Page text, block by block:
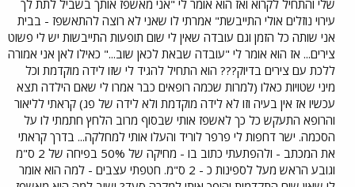
שלי והתחיל לקרוא ואז הוא אומר לי "אני מאשפז אותך בשביל לתת לך
עירוי נוזלים אולי התייבשת" אמרתי לו שאני לא רוצה להתאשפז - בבית
אני שותה כל הזמן וגם עובדה שאין לי שום תופעות התייבשות יש לי פשוט
צירים... אז הוא אומר לי "עובדה שבאת לכאן שוב..." כאילו לאן אני אמורה
ללכת עם צירים בדיוק??? הוא התחיל להגיד לי שזו לידה מוקדמת וכל
מיני שטויות כאלו (למרות שכמה רופאים כבר אמרו לי שאם הילדה תצא
עכשיו אז אין בעיה וזו לא לידה מוקדמת ולא לידה של פג) קראתי לליאור
והרופא התעקש כל כך לאשפז אותי שבסוף מרוב הלחץ חתמתי לו על
הסכמה. ישר דחפות לי פרפר לוריד והעלו אותי למחלקה... בדרך קראתי
את המכתב - ולהפתעתי כתוב בו - מחיקה של 50% בפיחה של 2 ס"מ
וגובע הראש מעל לספינות כ - 2 ס"מ. חטפתי עצבים - למה הוא אומר